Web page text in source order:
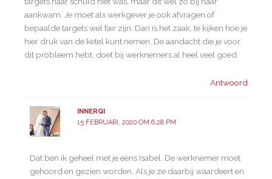
aankwam. Je moet als werkgever je ook afvragen of
bepaalde targets wel fair zijn. Dan is het zaak, te kijken hoe je
hier druk van de ketel kunt nemen. De aandacht die je voor
dit probleem hebt, doet bij werknemers al heel veel goed.
Antwoord
INNERQI
15 FEBRUARI, 2020 OM 6:28 PM
Dat ben ik geheel met je eens Isabel. De werknemer moet
gehoord en gezien worden. Als je ze daarbij waardeert en